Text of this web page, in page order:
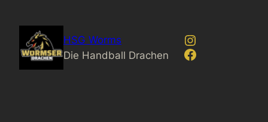
Inhalt
springen
HSG Worms
Die Handball Drachen
Instagram
Facebook